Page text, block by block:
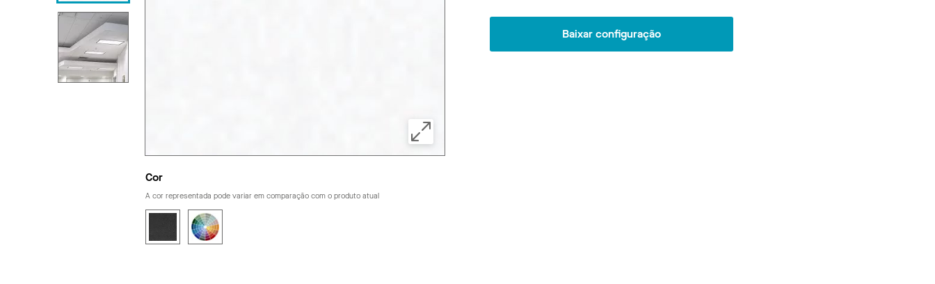
Cor
A cor representada pode variar em comparação com o produto atual
Baixar configuração